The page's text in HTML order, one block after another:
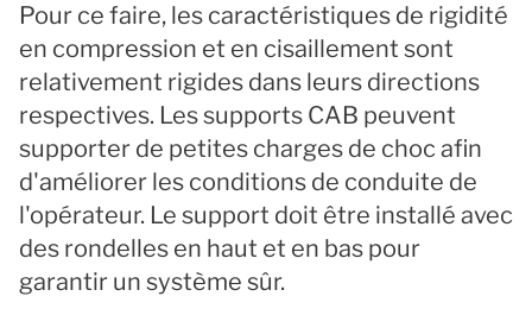
Pour ce faire, les caractéristiques de rigidité
en compression et en cisaillement sont
relativement rigides dans leurs directions
respectives. Les supports CAB peuvent
supporter de petites charges de choc afin
d'améliorer les conditions de conduite de
l'opérateur. Le support doit être installé avec
des rondelles en haut et en bas pour
garantir un système sûr.